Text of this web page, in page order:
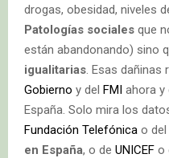
drogas, obesidad, niveles
Patologías sociales que
están abandonando) sino
igualitarias. Esas dañinas
Gobierno y del FMI ahora y
España. Solo mira los
Fundación Telefónica o del
en España, o de UNICEF o